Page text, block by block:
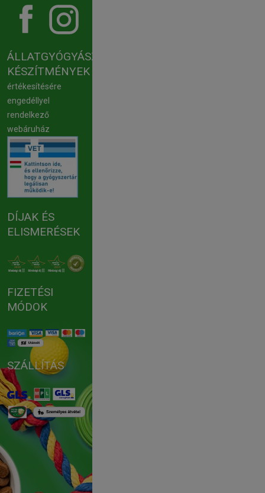
ÁLLATGYÓGYÁSZATI
KÉSZÍTMÉNYEK
értékesítésére
engedéllyel
rendelkező
webáruház
DÍJAK ÉS
ELISMERÉSEK
FIZETÉSI
MÓDOK
SZÁLLÍTÁS